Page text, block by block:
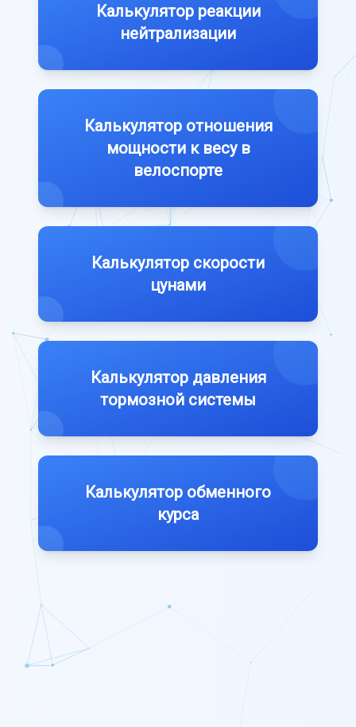
Калькулятор реакции
нейтрализации
Калькулятор отношения
мощности к весу в
велоспорте
Калькулятор скорости
цунами
Калькулятор давления
тормозной системы
Калькулятор обменного
курса